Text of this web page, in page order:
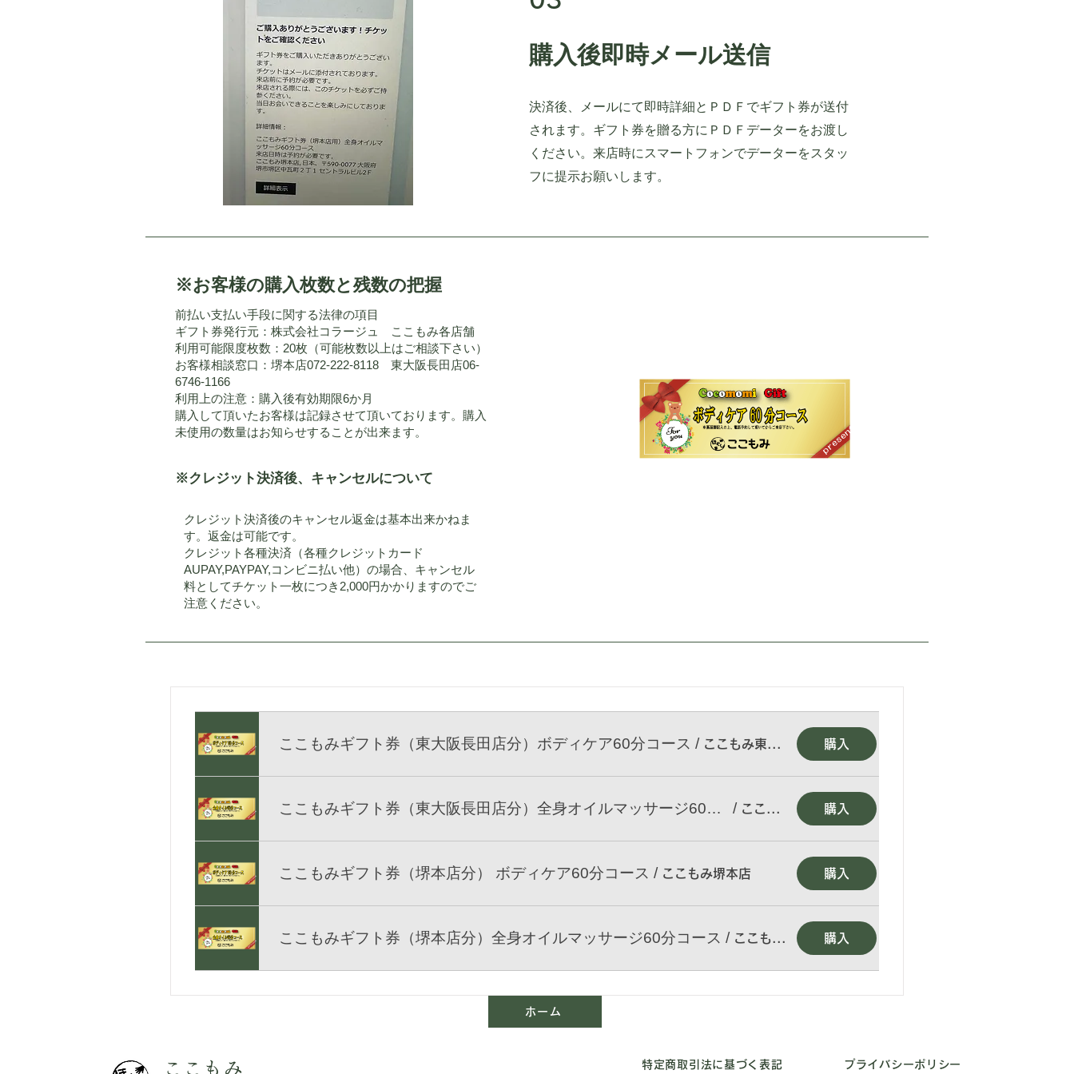
購入後即時メール送信
​決済後、メールにて即時詳細とＰＤＦでギフト券が送付
されます。ギフト券を贈る方にＰＤＦデーターをお渡し
ください。来店時にスマートフォンでデーターをスタッ
フに提示お願いします。
※お客様の​購入枚数と残数の把握
前払い支払い手段に関する法律の項目
ギフト券発行元：株式会社コラージュ ここもみ各店舗
利用可能限度枚数：20枚（可能枚数以上はご相談下さい）
お客様相談窓口：堺本店072-222-8118 東大阪長田店06-
6746-1166
利用上の注意：購入後有効期限6か月
購入して頂いたお客様は記録させて頂いております。購入
未使用の数量はお知らせすることが出来ます。
※クレジット決済後、キャンセルについて
クレジット決済後のキャンセル返金は基本出来かねま
す。返金は可能です。
クレジット各種決済（各種クレジットカード
AUPAY,PAYPAY,コンビニ払い他）の場合、キャンセル
料としてチケット一枚につき2,000円かかりますのでご
注意ください。
ここもみギフト券（東大阪長田店分）ボディケア60分コース / ここもみ東大阪長田店 購入
ここもみギフト券（東大阪長田店分）全身オイルマッサージ60分コース / ここもみ東大阪長田店 購入
ここもみギフト券（堺本店分） ボディケア60分コース / ここもみ堺本店 購入
ここもみギフト券（堺本店分）全身オイルマッサージ60分コース / ここもみ堺本店 購入
ホーム
ここもみ 特定商取引法に基づく表記 プライバシーポリシー